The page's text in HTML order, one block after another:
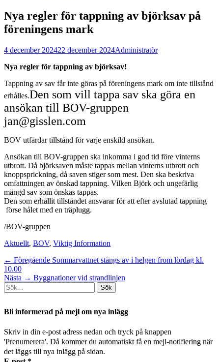
Nya regler för tappning av björksav på
föreningens mark
Postades
4 december 202422 december 2024Författare
Administratör
Nya regler för tappning av björksav!
Tappning av sav får inte göras på föreningens mark om inte tillstånd
erhålles.Den som vill tappa sav ska göra en
ansökan till BOV-gruppen
jan@gisslen.com
BOV utfärdar tillstånd för varje enskild ansökan.
Ansökan till BOV-gruppen ska inkomma i god tid före vinterns
utbrott. Då björksaven måste tappas mellan vinterns utbrott och
knoppsprickning, då saven stiger som mest. Den ska beskriva
omfattningen av önskad tappning. Vilken Björk och ungefärlig
mängd sav som önskas tappas.
Den som erhållit tillståndet ansvarar för att efter avslutad tappning
förse hålet med en träplugg.
/BOV-gruppen
Kategorier
Aktuellt, BOV, Viktig Information
Inläggsnavigering
← Föregående Föregående
Sommarvattnet stängs av i helgen from lördag kl.
10.00
Nästa → Nästa
Byggnationer vid strandlinjen
Sök
efter:
Bli informerad på mejl om nya inlägg
Skriv in din e-post adress nedan och tryck på knappen
'Prenumerera'. Då kommer du automatiskt få en mejl-notifiering när
det läggs till nya inlägg på sidan.